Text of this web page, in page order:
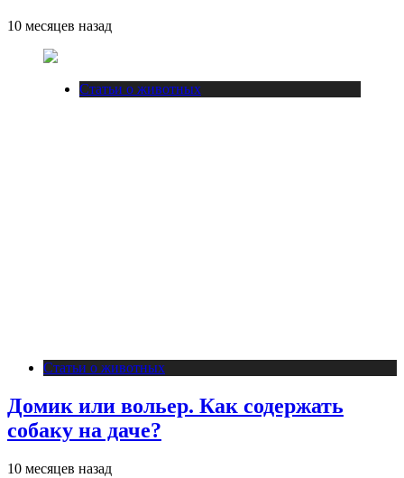
10 месяцев назад
Статьи о животных
Статьи о животных
Домик или вольер. Как содержать
собаку на даче?
10 месяцев назад